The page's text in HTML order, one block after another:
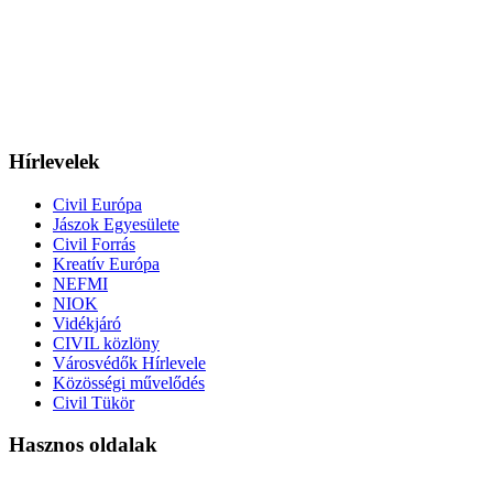
Hírlevelek
Civil Európa
Jászok Egyesülete
Civil Forrás
Kreatív Európa
NEFMI
NIOK
Vidékjáró
CIVIL közlöny
Városvédők Hírlevele
Közösségi művelődés
Civil Tükör
Hasznos oldalak